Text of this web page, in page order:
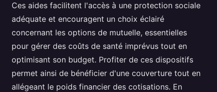
Ces aides facilitent l'accès à une protection sociale
adéquate et encouragent un choix éclairé
concernant les options de mutuelle, essentielles
pour gérer des coûts de santé imprévus tout en
optimisant son budget. Profiter de ces dispositifs
permet ainsi de bénéficier d'une couverture tout en
allégeant le poids financier des cotisations. En